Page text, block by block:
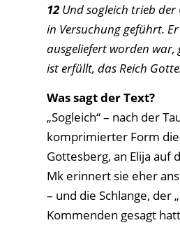
12 Und sogleich trieb der
in Versuchung geführt.
ausgeliefert worden war,
ist erfüllt, das Reich
Was sagt der Text?
„Sogleich“ – nach der
komprimierter Form die
Gottesberg, an Elija auf
Mk erinnert sie eher
– und die Schlange, der
Kommenden gesagt